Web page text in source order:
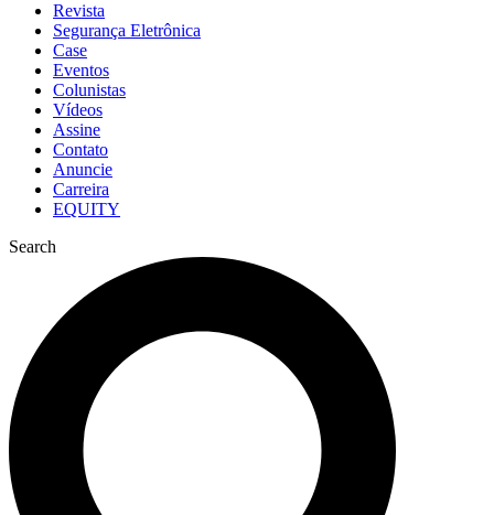
Revista
Segurança Eletrônica
Case
Eventos
Colunistas
Vídeos
Assine
Contato
Anuncie
Carreira
EQUITY
Search